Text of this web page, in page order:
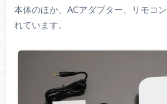
本体のほか、ACアダプター、リモコ
れています。